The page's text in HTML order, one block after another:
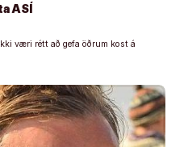
ASÍ
væri rétt að gefa öðrum kost á